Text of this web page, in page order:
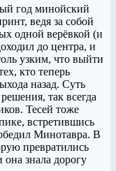
год минойский
ведя за собой
одной верёвкой (и
до центра, и
узким, что выйти
кто теперь
назад. Суть
так всегда
Тесей тоже
встретившись
Минотавра. В
превратились
знала дорогу